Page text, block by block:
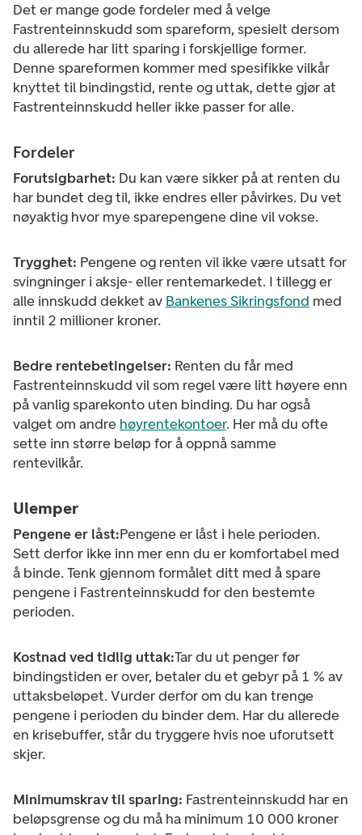
Det er mange gode fordeler med å velge
Fastrenteinnskudd som spareform, spesielt dersom
du allerede har litt sparing i forskjellige former.
Denne spareformen kommer med spesifikke vilkår
knyttet til bindingstid, rente og uttak, dette gjør at
Fastrenteinnskudd heller ikke passer for alle.
Fordeler
Forutsigbarhet: Du kan være sikker på at renten du
har bundet deg til, ikke endres eller påvirkes. Du vet
nøyaktig hvor mye sparepengene dine vil vokse.
Trygghet: Pengene og renten vil ikke være utsatt for
svingninger i aksje- eller rentemarkedet. I tillegg er
alle innskudd dekket av Bankenes Sikringsfond med
inntil 2 millioner kroner.
Bedre rentebetingelser: Renten du får med
Fastrenteinnskudd vil som regel være litt høyere enn
på vanlig sparekonto uten binding. Du har også
valget om andre høyrentekontoer. Her må du ofte
sette inn større beløp for å oppnå samme
rentevilkår.
Ulemper
Pengene er låst:Pengene er låst i hele perioden.
Sett derfor ikke inn mer enn du er komfortabel med
å binde. Tenk gjennom formålet ditt med å spare
pengene i Fastrenteinnskudd for den bestemte
perioden.
Kostnad ved tidlig uttak:Tar du ut penger før
bindingstiden er over, betaler du et gebyr på 1 % av
uttaksbeløpet. Vurder derfor om du kan trenge
pengene i perioden du binder dem. Har du allerede
en krisebuffer, står du tryggere hvis noe uforutsett
skjer.
Minimumskrav til sparing: Fastrenteinnskudd har en
beløpsgrense og du må ha minimum 10 000 kroner